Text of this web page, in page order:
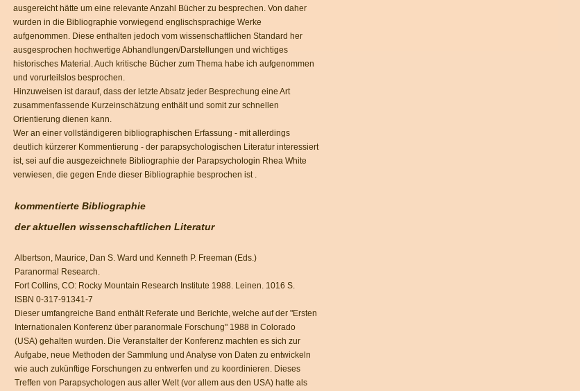
ausgereicht hätte um eine relevante Anzahl Bücher zu besprechen. Von daher
wurden in die Bibliographie vorwiegend englischsprachige Werke
aufgenommen. Diese enthalten jedoch vom wissenschaftlichen Standard her
ausgesprochen hochwertige Abhandlungen/Darstellungen und wichtiges
historisches Material. Auch kritische Bücher zum Thema habe ich aufgenommen
und vorurteilslos besprochen.
Hinzuweisen ist darauf, dass der letzte Absatz jeder Besprechung eine Art
zusammenfassende Kurzeinschätzung enthält und somit zur schnellen
Orientierung dienen kann.
Wer an einer vollständigeren bibliographischen Erfassung - mit allerdings
deutlich kürzerer Kommentierung - der parapsychologischen Literatur interessiert
ist, sei auf die ausgezeichnete Bibliographie der Parapsychologin Rhea White
verwiesen, die gegen Ende dieser Bibliographie besprochen ist .
kommentierte Bibliographie
der aktuellen wissenschaftlichen Literatur
Albertson, Maurice, Dan S. Ward und Kenneth P. Freeman (Eds.)
Paranormal Research.
Fort Collins, CO: Rocky Mountain Research Institute 1988. Leinen. 1016 S.
ISBN 0-317-91341-7
Dieser umfangreiche Band enthält Referate und Berichte, welche auf der "Ersten
Internationalen Konferenz über paranormale Forschung" 1988 in Colorado
(USA) gehalten wurden. Die Veranstalter der Konferenz machten es sich zur
Aufgabe, neue Methoden der Sammlung und Analyse von Daten zu entwickeln
wie auch zukünftige Forschungen zu entwerfen und zu koordinieren. Dieses
Treffen von Parapsychologen aus aller Welt (vor allem aus den USA) hatte als